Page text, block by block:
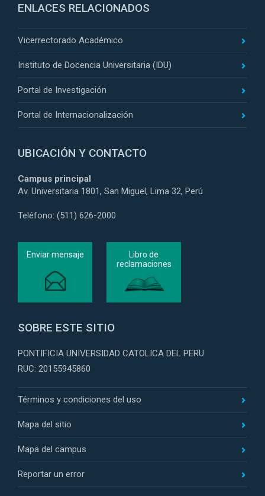
ENLACES RELACIONADOS
Vicerrectorado Académico
Instituto de Docencia Universitaria (IDU)
Portal de Investigación
Portal de Internacionalización
UBICACIÓN Y CONTACTO
Campus principal
Av. Universitaria 1801, San Miguel, Lima 32, Perú
Teléfono: (511) 626-2000
Enviar mensaje
Libro de
reclamaciones
SOBRE ESTE SITIO
PONTIFICIA UNIVERSIDAD CATOLICA DEL PERU
RUC: 20155945860
Términos y condiciones del uso
Mapa del sitio
Mapa del campus
Reportar un error